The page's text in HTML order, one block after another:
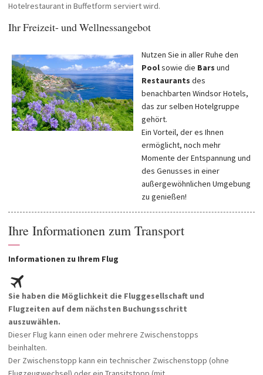
Hotelrestaurant in Buffetform serviert wird.
Ihr Freizeit- und Wellnessangebot
Nutzen Sie in aller Ruhe den
Poolsowie die Bars und
Restaurants des
benachbarten Windsor Hotels,
das zur selben Hotelgruppe
gehört.
Ein Vorteil, der es Ihnen
ermöglicht, noch mehr
Momente der Entspannung und
des Genusses in einer
außergewöhnlichen Umgebung
zu genießen!
Ihre Informationen zum Transport
—
Informationen zu Ihrem Flug
Sie haben die Möglichkeit die Fluggesellschaft und
Flugzeiten auf dem nächsten Buchungsschritt
auszuwählen.
Dieser Flug kann einen oder mehrere Zwischenstopps
beinhalten.
Der Zwischenstopp kann ein technischer Zwischenstopp (ohne